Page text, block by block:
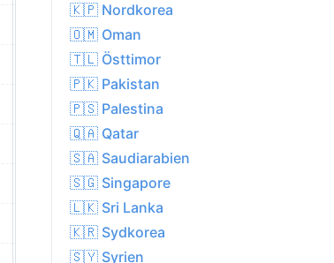
25.9°C
24.8°C
90%
16.2 kph
41.5 mm
6.0
🇰🇵 Nordkorea
🇴🇲 Oman
🇹🇱 Östtimor
🇵🇰 Pakistan
🇵🇸 Palestina
🇶🇦 Qatar
🇸🇦 Saudiarabien
🇸🇬 Singapore
🇱🇰 Sri Lanka
🇰🇷 Sydkorea
🇸🇾 Syrien